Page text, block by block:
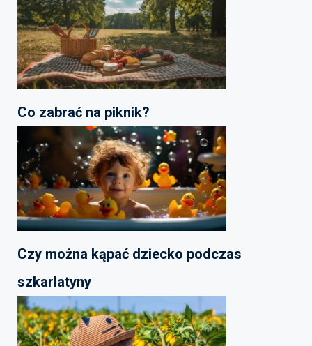
Co zabrać na piknik?
Czy można kąpać dziecko podczas
szkarlatyny